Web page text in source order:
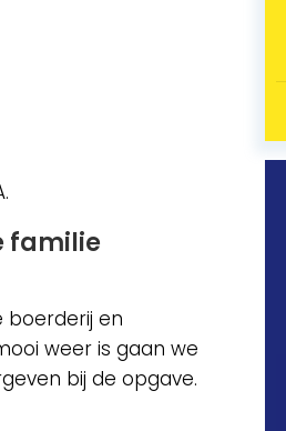
familie
boerderij en
weer is gaan we
bij de opgave.